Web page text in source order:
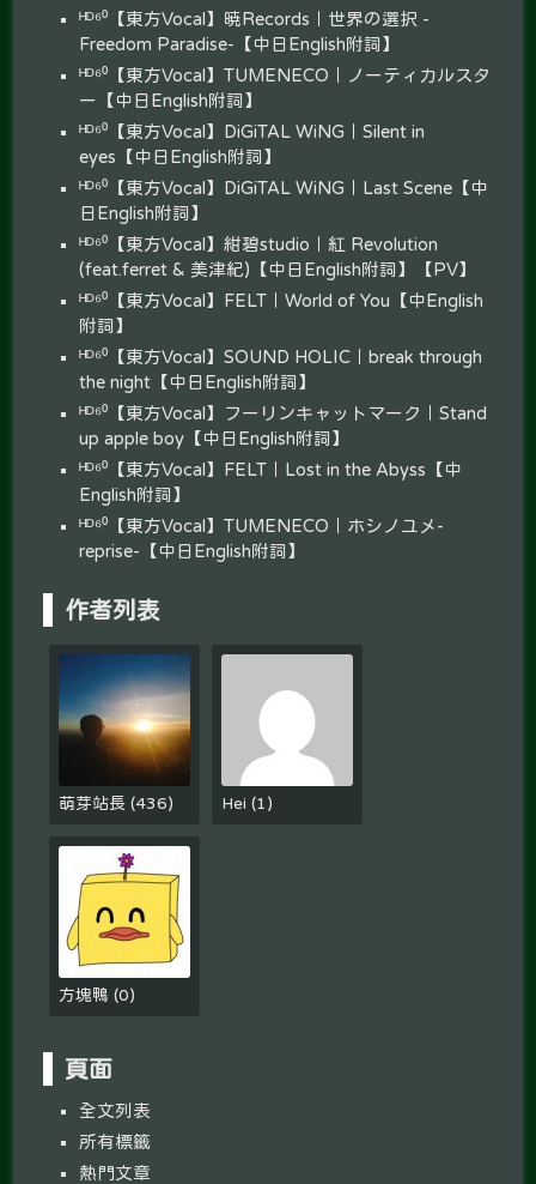
ᴴᴰ⁶⁰【東方Vocal】暁Records｜世界の選択 -
Freedom Paradise-【中日English附詞】
ᴴᴰ⁶⁰【東方Vocal】TUMENECO｜ノーティカルスタ
ー【中日English附詞】
ᴴᴰ⁶⁰【東方Vocal】DiGiTAL WiNG｜Silent in
eyes【中日English附詞】
ᴴᴰ⁶⁰【東方Vocal】DiGiTAL WiNG｜Last Scene【中
日English附詞】
ᴴᴰ⁶⁰【東方Vocal】紺碧studio｜紅 Revolution
(feat.ferret & 美津紀)【中日English附詞】【PV】
ᴴᴰ⁶⁰【東方Vocal】FELT｜World of You【中English
附詞】
ᴴᴰ⁶⁰【東方Vocal】SOUND HOLIC｜break through
the night【中日English附詞】
ᴴᴰ⁶⁰【東方Vocal】フーリンキャットマーク｜Stand
up apple boy【中日English附詞】
ᴴᴰ⁶⁰【東方Vocal】FELT｜Lost in the Abyss【中
English附詞】
ᴴᴰ⁶⁰【東方Vocal】TUMENECO｜ホシノユメ-
reprise-【中日English附詞】
作者列表
萌芽站長(436) Hei(1 )
方塊鴨(0)
頁面
全文列表
所有標籤
熱門文章